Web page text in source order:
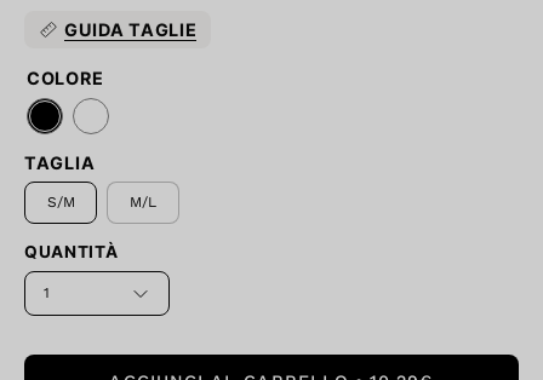
GUIDA TAGLIE
COLORE
TAGLIA
S/M M/L
QUANTITÀ
1